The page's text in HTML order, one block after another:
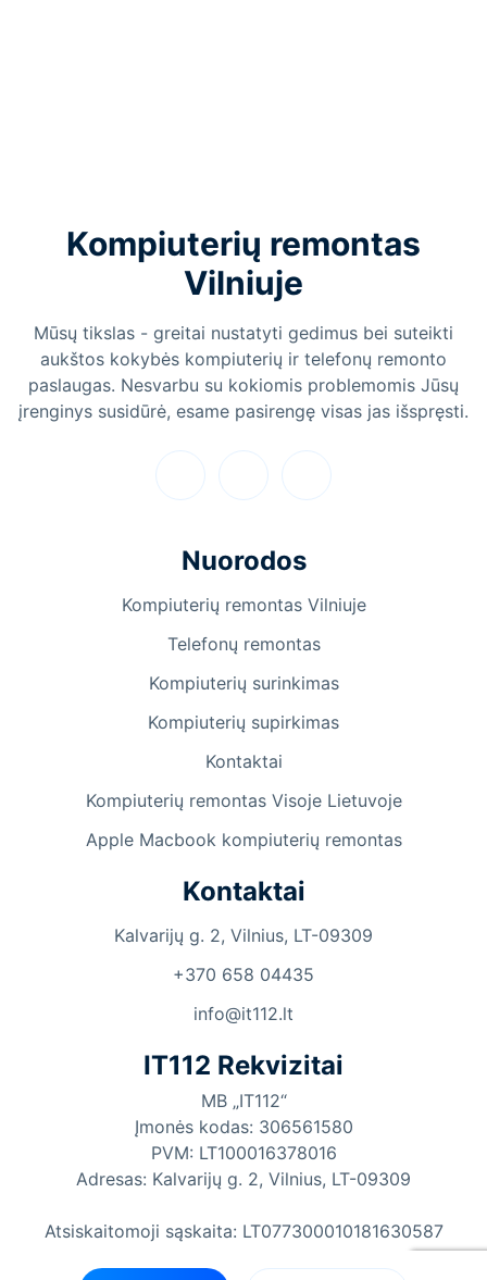
Kompiuterių remontas
Vilniuje
Mūsų tikslas - greitai nustatyti gedimus bei suteikti
aukštos kokybės kompiuterių ir telefonų remonto
paslaugas. Nesvarbu su kokiomis problemomis Jūsų
įrenginys susidūrė, esame pasirengę visas jas išspręsti.
Nuorodos
Kompiuterių remontas Vilniuje
Telefonų remontas
Kompiuterių surinkimas
Kompiuterių supirkimas
Kontaktai
Kompiuterių remontas Visoje Lietuvoje
Apple Macbook kompiuterių remontas
Kontaktai
Kalvarijų g. 2, Vilnius, LT-09309
+370 658 04435
info@it112.lt
IT112 Rekvizitai
MB „IT112“
Įmonės kodas: 306561580
PVM: LT100016378016
Adresas: Kalvarijų g. 2, Vilnius, LT-09309
Atsiskaitomoji sąskaita: LT077300010181630587